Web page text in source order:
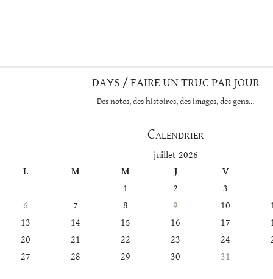
DAYS / FAIRE UN TRUC PAR JOUR
Des notes, des histoires, des images, des gens…
Calendrier
juillet 2026
L
M M J
V
1
2
3
6
7 8 9 10
13
14 15 16 17
20
21 22 23 24
27
28 29 30 31